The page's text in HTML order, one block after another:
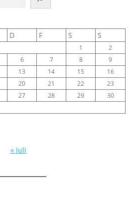
D F S S
1
2
6 7 8
9
13 14 15
16
20 21 22
23
27 28 29
30
« Juli